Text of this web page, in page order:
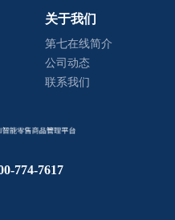
关于我们
第七在线简介
公司动态
联系我们
774-7617